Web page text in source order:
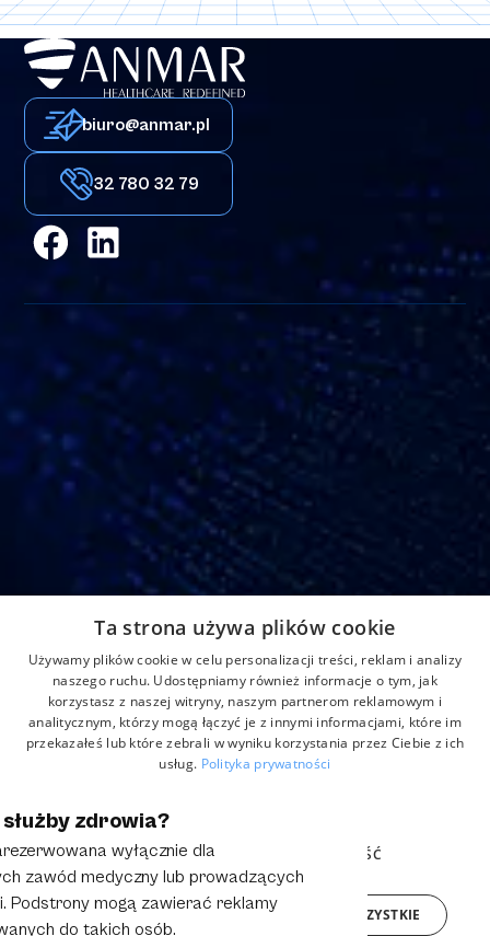
biuro@anmar.pl
32 780 32 79
Strefowa 22, 43-109 Tychy, Polska
Home
O nas
Partnerzy
Aktualności
Produkty
Kontakt
Formularz reklamacji
© 2025 Grupa Anmar. All rights reserved.
Polityka PrywatnościObowiązek Informacyjny
zdrowia?
wyłącznie dla
zawód medyczny lub prowadzących
Podstrony mogą zawierać reklamy
do takich osób.
Ta strona używa plików cookie
Używamy plików cookie w celu personalizacji treści, reklam i analizy
naszego ruchu. Udostępniamy również informacje o tym, jak
korzystasz z naszej witryny, naszym partnerom reklamowym i
analitycznym, którzy mogą łączyć je z innymi informacjami, które im
przekazałeś lub które zebrali w wyniku korzystania przez Ciebie z ich
usług. Polityka prywatności
TARGETOWANIE FUNKCJONALNOŚĆ
AKCEPTUJ WSZYSTKIE ODRZUĆ WSZYSTKIE